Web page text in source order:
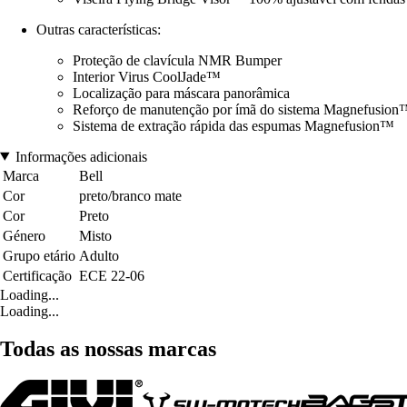
Outras características:
Proteção de clavícula NMR Bumper
Interior Virus CoolJade™
Localização para máscara panorâmica
Reforço de manutenção por ímã do sistema
Sistema de extração rápida das espumas Magnefusion™
Informações adicionais
Marca
Bell
Cor
preto/branco mate
Cor
Preto
Género
Misto
Grupo etário Adulto
Certificação ECE 22-06
Loading...
Loading...
Todas as nossas marcas